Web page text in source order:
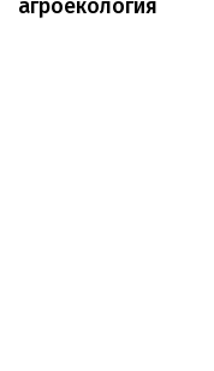
агроекология